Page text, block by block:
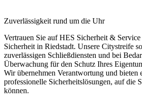
Zuverlässigkeit rund um die Uhr
Vertrauen Sie auf HES Sicherheit &
Sicherheit in Riedstadt. Unsere Citystreife
zuverlässigen Schließdiensten und bei
Überwachung für den Schutz Ihres
Wir übernehmen Verantwortung und bieten
professionelle Sicherheitslösungen, auf die
können.